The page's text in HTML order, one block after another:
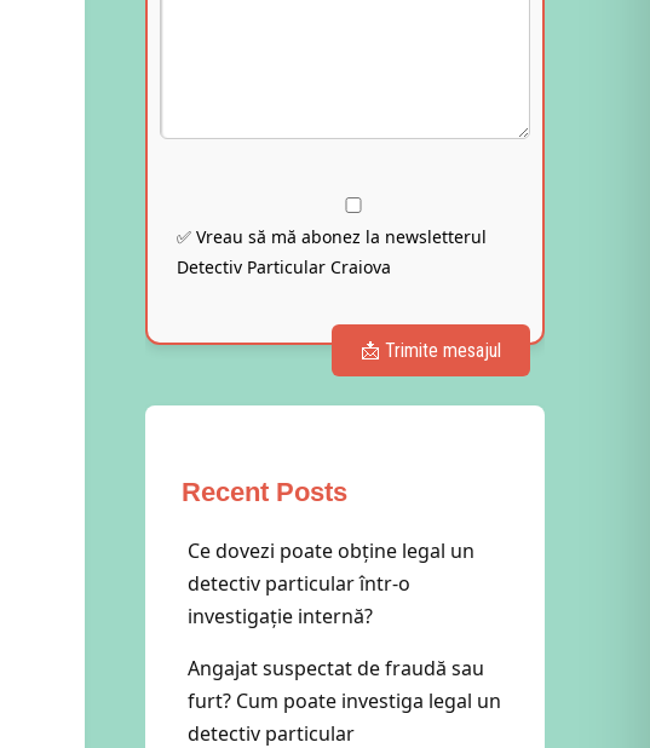
✅ Vreau să mă abonez la newsletterul
Detectiv Particular Craiova
Recent Posts
Ce dovezi poate obține legal un
detectiv particular într-o
investigație internă?
Angajat suspectat de fraudă sau
furt? Cum poate investiga legal un
detectiv particular